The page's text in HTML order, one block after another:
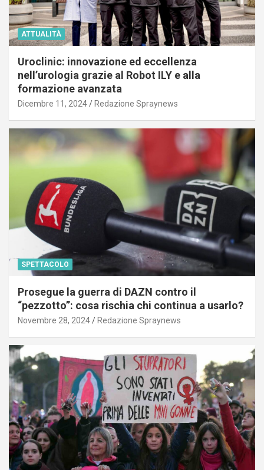
ATTUALITÀ
Uroclinic: innovazione ed eccellenza
nell’urologia grazie al Robot ILY e alla
formazione avanzata
Dicembre 11, 2024 Redazione Spraynews
SPETTACOLO
Prosegue la guerra di DAZN contro il
“pezzotto”: cosa rischia chi continua a usarlo?
Novembre 28, 2024 Redazione Spraynews